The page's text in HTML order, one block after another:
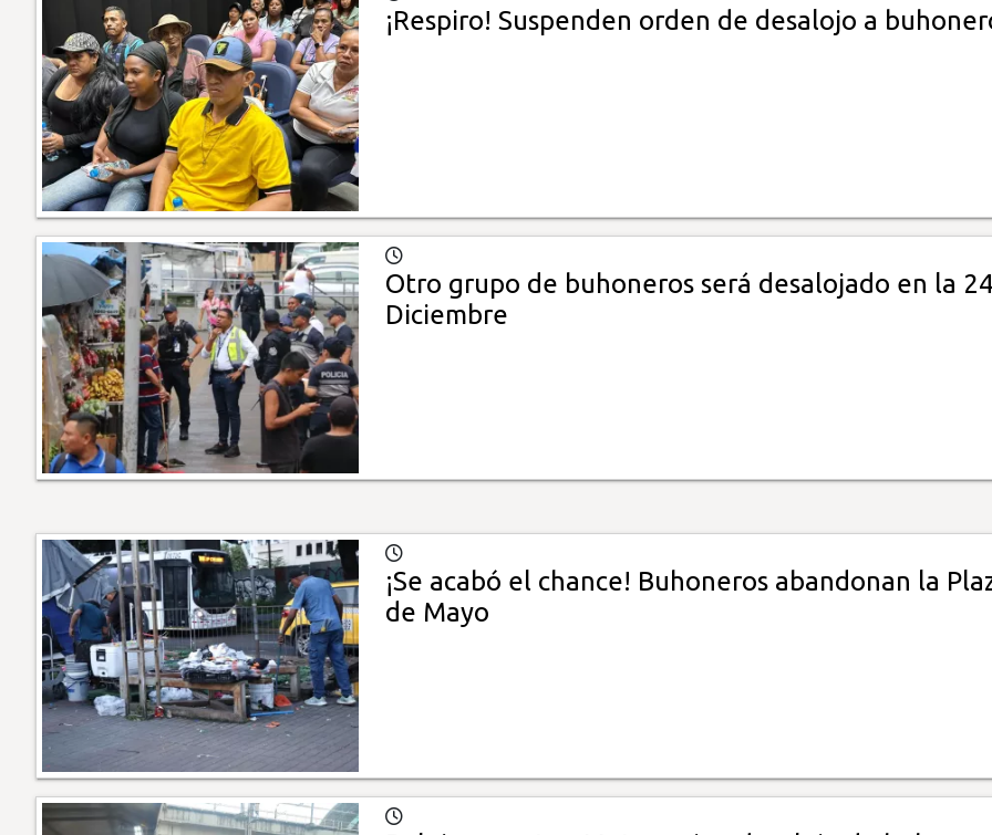
¡Respiro! Suspenden orden de desalojo a
Otro grupo de buhoneros será desalojado en la
Diciembre
¡Se acabó el chance! Buhoneros abandonan la
de Mayo